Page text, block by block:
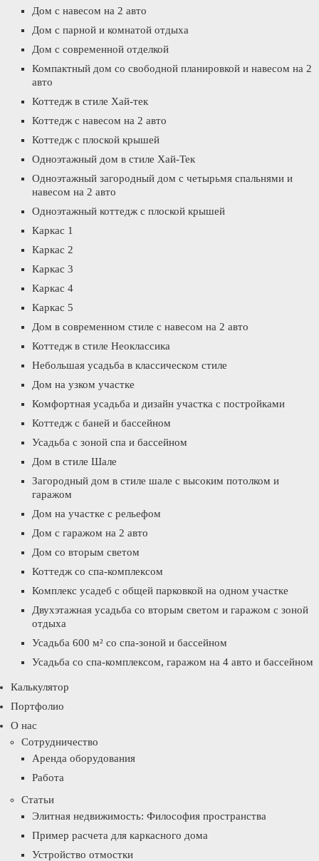
Дом с навесом на 2 авто
Дом с парной и комнатой отдыха
Дом с современной отделкой
Компактный дом со свободной планировкой и навесом на 2
авто
Коттедж в стиле Хай-тек
Коттедж с навесом на 2 авто
Коттедж с плоской крышей
Одноэтажный дом в стиле Хай-Тек
Одноэтажный загородный дом с четырьмя спальнями и
навесом на 2 авто
Одноэтажный коттедж с плоской крышей
Каркас 1
Каркас 2
Каркас 3
Каркас 4
Каркас 5
Дом в современном стиле с навесом на 2 авто
Коттедж в стиле Неоклассика
Небольшая усадьба в классическом стиле
Дом на узком участке
Комфортная усадьба и дизайн участка с постройками
Коттедж с баней и бассейном
Усадьба с зоной спа и бассейном
Дом в стиле Шале
Загородный дом в стиле шале с высоким потолком и
гаражом
Дом на участке с рельефом
Дом с гаражом на 2 авто
Дом со вторым светом
Коттедж со спа-комплексом
Комплекс усадеб с общей парковкой на одном участке
Двухэтажная усадьба со вторым светом и гаражом с зоной
отдыха
Усадьба 600 м² со спа-зоной и бассейном
Усадьба со спа-комплексом, гаражом на 4 авто и бассейном
Калькулятор
Портфолио
О нас
Сотрудничество
Аренда оборудования
Работа
Статьи
Элитная недвижимость: Философия пространства
Пример расчета для каркасного дома
Устройство отмостки